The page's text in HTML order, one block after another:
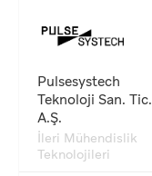
Pulsesystech
Teknoloji San. Tic.
A.Ş.
İleri Mühendislik
Teknolojileri